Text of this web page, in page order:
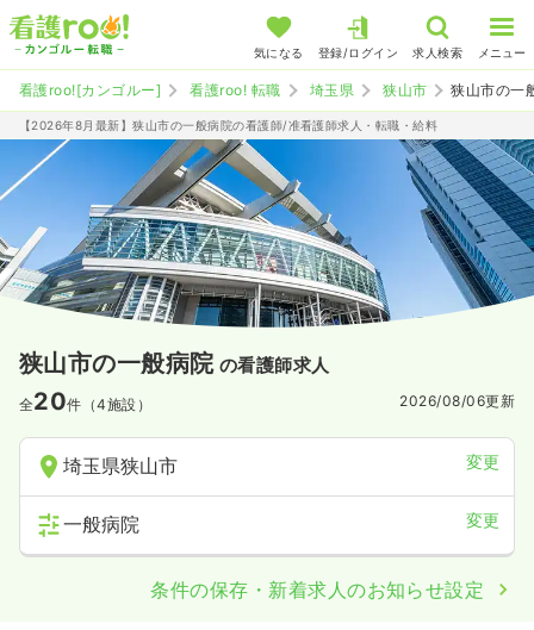
気になる 登録/ログイン 求人検索 メニュー
看護roo![カンゴルー] 看護roo! 転職 埼玉県 狭山市 狭山市の一
【2026年8月最新】狭山市の一般病院の看護師/准看護師求人・転職・給料
狭山市の一般病院 の看護師求人
全20件（4施設） 2026/08/06更新
埼玉県狭山市 変更
一般病院 変更
条件の保存・新着求人のお知らせ設定